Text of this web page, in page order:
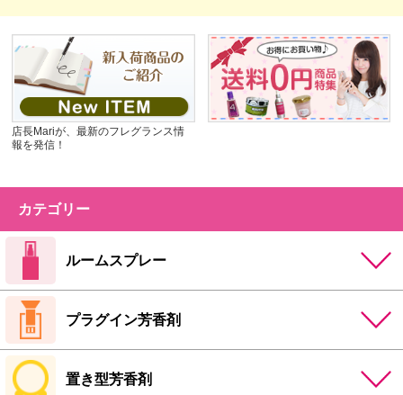
店長Mariが、最新のフレグランス情
報を発信！
カテゴリー
ルームスプレー
プラグイン芳香剤
置き型芳香剤